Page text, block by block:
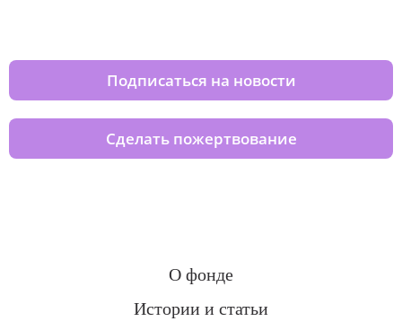
Подписаться на новости
Сделать пожертвование
О фонде
Истории и статьи